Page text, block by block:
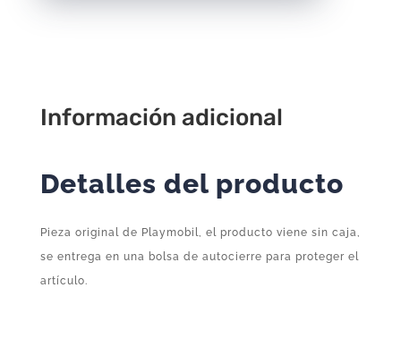
Playmobil
Información adicional
Detalles del producto
Pieza original de Playmobil, el producto viene sin caja,
se entrega en una bolsa de autocierre para proteger el
artículo.